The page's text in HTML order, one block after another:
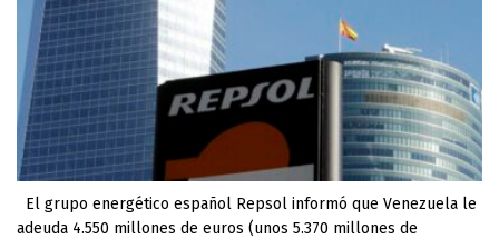
El grupo energético español Repsol informó que Venezuela le
adeuda 4.550 millones de euros (unos 5.370 millones de